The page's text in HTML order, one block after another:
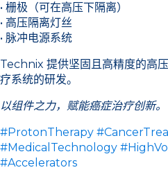
• 栅极（可在高压下隔离）
• 高压隔离灯丝
• 脉冲电源系统
Technix 提供坚固且高精度的高
疗系统的研发。
以组件之力，赋能癌症治疗创新。
#ProtonTherapy
#MedicalTechnology
#Accelerators